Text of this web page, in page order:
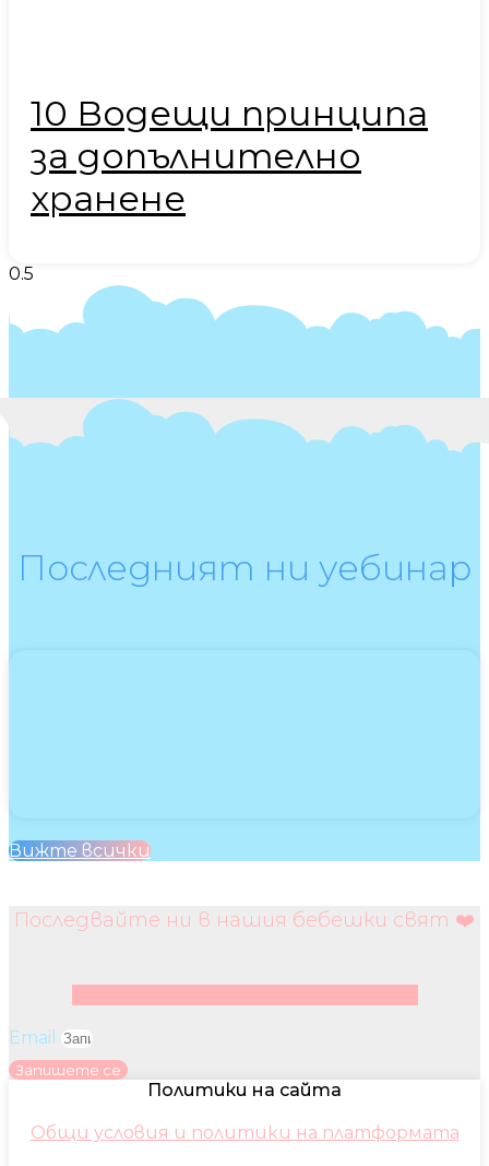
10 Водещи принципа
за допълнително
хранене
Последният ни уебинар
Вижте всички
Последвайте ни в нашия бебешки свят ❤️
Email
Запишете се
Политики на сайта
Общи условия и политики на платформата